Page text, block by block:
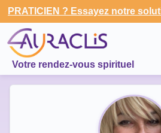
PRATICIEN ? Essayez notre
Votre rendez-vous spirituel